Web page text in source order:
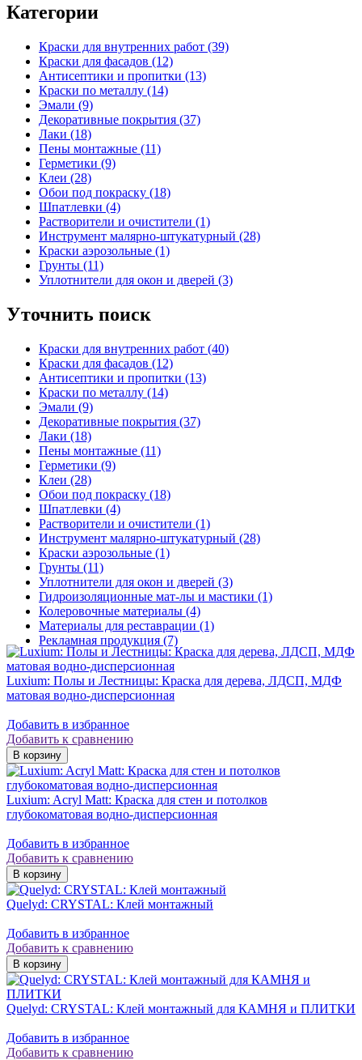
Категории
Краски для внутренних работ (39)
Краски для фасадов (12)
Антисептики и пропитки (13)
Краски по металлу (14)
Эмали (9)
Декоративные покрытия (37)
Лаки (18)
Пены монтажные (11)
Герметики (9)
Клеи (28)
Обои под покраску (18)
Шпатлевки (4)
Растворители и очистители (1)
Инструмент малярно-штукатурный (28)
Краски аэрозольные (1)
Грунты (11)
Уплотнители для окон и дверей (3)
Уточнить поиск
Краски для внутренних работ (40)
Краски для фасадов (12)
Антисептики и пропитки (13)
Краски по металлу (14)
Эмали (9)
Декоративные покрытия (37)
Лаки (18)
Пены монтажные (11)
Герметики (9)
Клеи (28)
Обои под покраску (18)
Шпатлевки (4)
Растворители и очистители (1)
Инструмент малярно-штукатурный (28)
Краски аэрозольные (1)
Грунты (11)
Уплотнители для окон и дверей (3)
Гидроизоляционные мат-лы и мастики (1)
Колеровочные материалы (4)
Материалы для реставрации (1)
Рекламная продукция (7)
Luxium: Полы и Лестницы: Краска для дерева, ЛДСП, МДФ
матовая водно-дисперсионная
Добавить в избранное
Добавить к сравнению
Luxium: Acryl Matt: Краска для стен и потолков
глубокоматовая водно-дисперсионная
Добавить в избранное
Добавить к сравнению
Quelyd: CRYSTAL: Клей монтажный
Добавить в избранное
Добавить к сравнению
Quelyd: CRYSTAL: Клей монтажный для КАМНЯ и ПЛИТКИ
Добавить в избранное
Добавить к сравнению